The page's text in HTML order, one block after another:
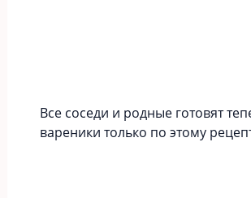
Все соседи и родные готовят
вареники только по этому